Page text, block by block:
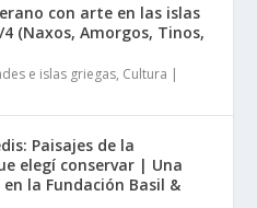
con arte en las islas
(Naxos, Amorgos, Tinos,
e islas griegas, Cultura |
Paisajes de la
elegí conservar | Una
la Fundación Basil &